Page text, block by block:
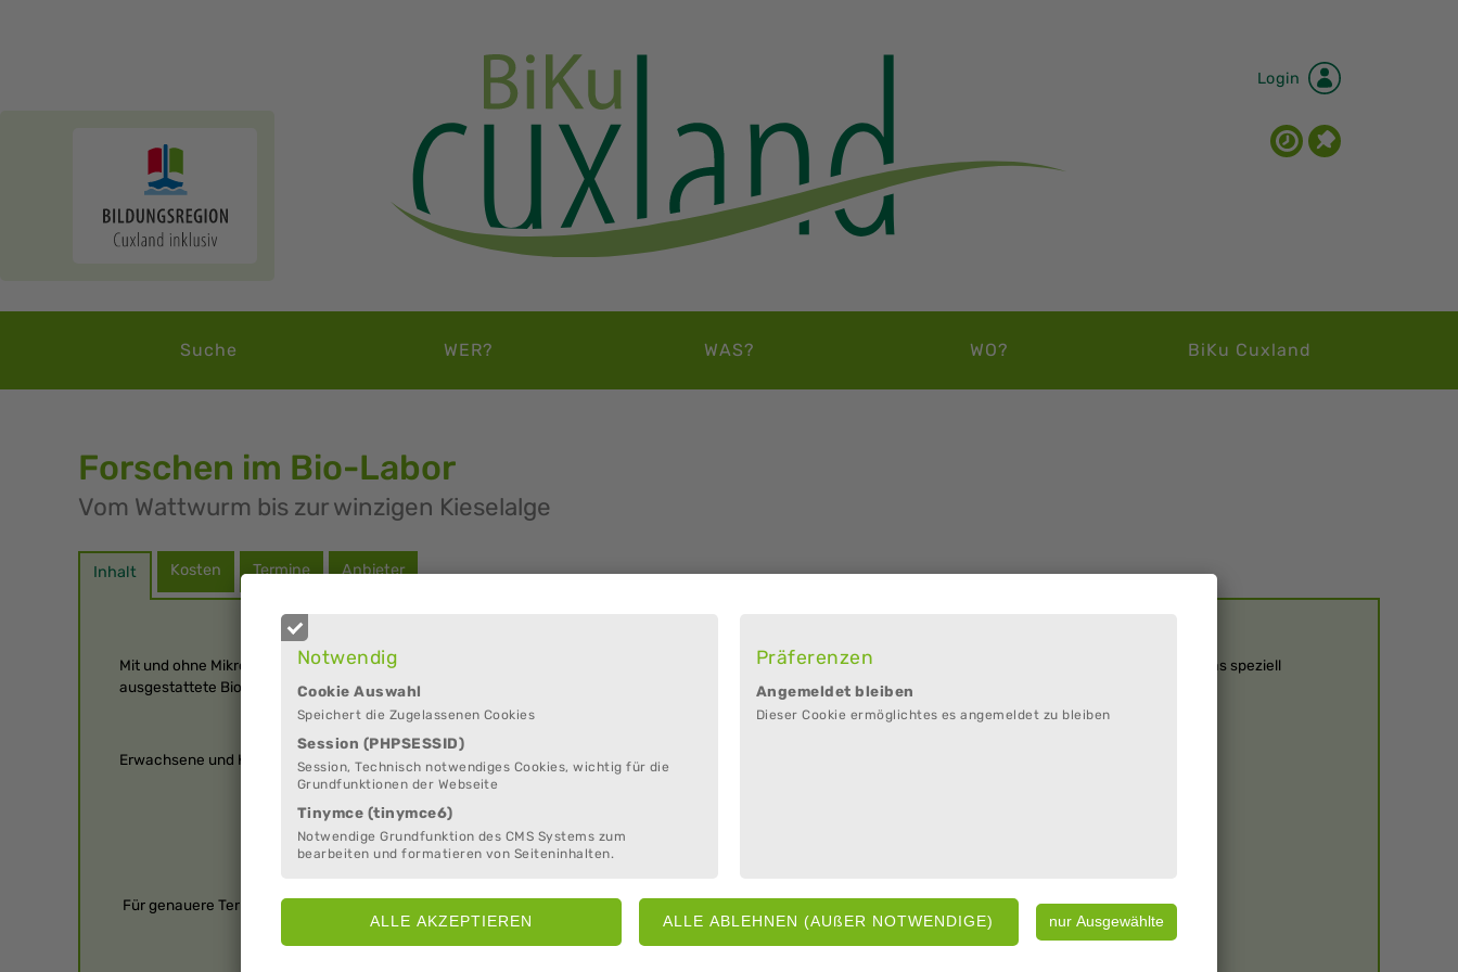
Notwendig
Cookie Auswahl
Speichert die Zugelassenen Cookies
Session (PHPSESSID)
Session, Technisch notwendiges Cookies, wichtig für die
Grundfunktionen der Webseite
Tinymce (tinymce6)
Notwendige Grundfunktion des CMS Systems zum
bearbeiten und formatieren von Seiteninhalten.
Präferenzen
Angemeldet bleiben
Dieser Cookie ermöglichtes es angemeldet zu bleiben
Suche WER? WAS? WO? BiKu Cuxland
Login
Forschen im Bio-Labor
Vom Wattwurm bis zur winzigen Kieselalge
Inhalt Kosten Termine Anbieter
Mit und ohne Mikroskop erkunden wir die faszinierenden Lebewesen des Wattbodens. Strandfunde bestimmen, Quizfragen lösen und weitere Aktivitäten bietet das speziell
ausgestattete Bio-Labor im WattBz.
Erwachsene und Kinder ab 6 Jahren, ca. 1,5 Stunden, 7 € / ermäßigt 6 €
Für genauere Termine bitte auf unserer Website informieren